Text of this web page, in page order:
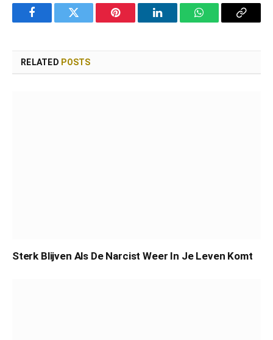
FacebookTwitter Pinterest LinkedInWhatsAppCopy
RELATED POSTS
Sterk Blijven Als De Narcist Weer In Je Leven Komt